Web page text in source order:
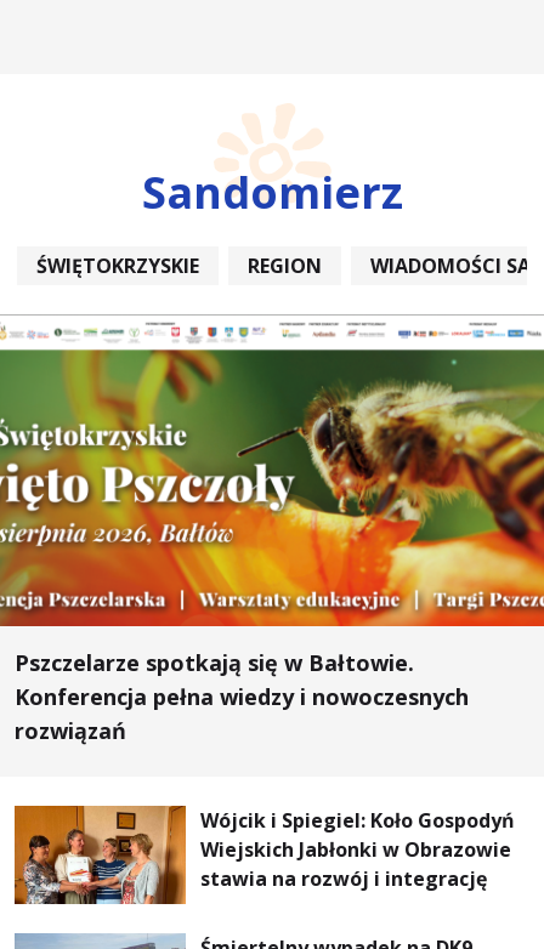
Sandomierz
ŚWIĘTOKRZYSKIE REGION WIADOMOŚCI
Pszczelarze spotkają się w Bałtowie.
Konferencja pełna wiedzy i nowoczesnych
rozwiązań
Wójcik i Spiegiel: Koło Gospodyń
Wiejskich Jabłonki w Obrazowie
stawia na rozwój i integrację